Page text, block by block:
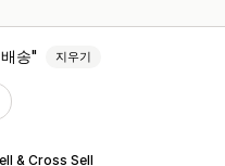
송 지우기
& Cross Sell